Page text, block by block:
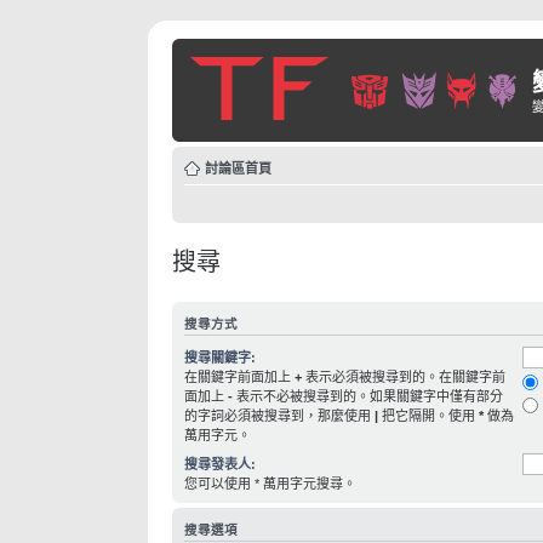
討論區首頁
搜尋
搜尋方式
搜尋關鍵字:
在關鍵字前面加上 + 表示必須被搜尋到的。在關鍵字前
面加上 - 表示不必被搜尋到的。如果關鍵字中僅有部分
的字詞必須被搜尋到，那麼使用 | 把它隔開。使用 * 做為
萬用字元。
搜尋發表人:
您可以使用 * 萬用字元搜尋。
搜尋選項